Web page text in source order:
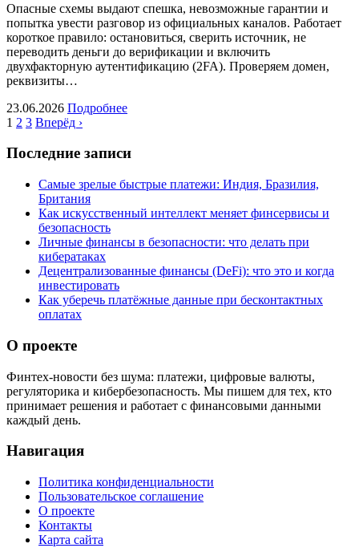
Опасные схемы выдают спешка, невозможные гарантии и
попытка увести разговор из официальных каналов. Работает
короткое правило: остановиться, сверить источник, не
переводить деньги до верификации и включить
двухфакторную аутентификацию (2FA). Проверяем домен,
реквизиты…
23.06.2026 Подробнее
1 2 3 Вперёд ›
Последние записи
Самые зрелые быстрые платежи: Индия, Бразилия,
Британия
Как искусственный интеллект меняет финсервисы и
безопасность
Личные финансы в безопасности: что делать при
кибератаках
Децентрализованные финансы (DeFi): что это и когда
инвестировать
Как уберечь платёжные данные при бесконтактных
оплатах
О проекте
Финтех-новости без шума: платежи, цифровые валюты,
регуляторика и кибербезопасность. Мы пишем для тех, кто
принимает решения и работает с финансовыми данными
каждый день.
Навигация
Политика конфиденциальности
Пользовательское соглашение
О проекте
Контакты
Карта сайта